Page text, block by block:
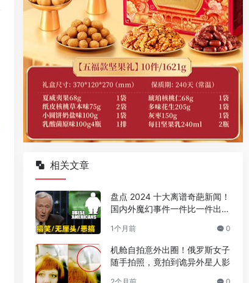
相关文章
盘点 2024 十大离谱奇葩新闻！
国内外魔幻事件一件比一件出人
1个月前 0
机舱自拍意外出圈！俄罗斯女子
随手拍照，竟拍到诡异外星人影